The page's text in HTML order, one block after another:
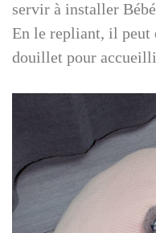
servir à installer
En le repliant, il peut
douillet pour